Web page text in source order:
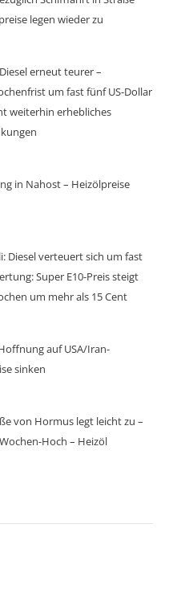
legen wieder zu
erneut teurer –
um fast fünf US-Dollar
weiterhin erhebliches
in Nahost – Heizölpreise
Diesel verteuert sich um fast
Super E10-Preis steigt
um mehr als 15 Cent
auf USA/Iran-
sinken
von Hormus legt leicht zu –
Hoch – Heizöl